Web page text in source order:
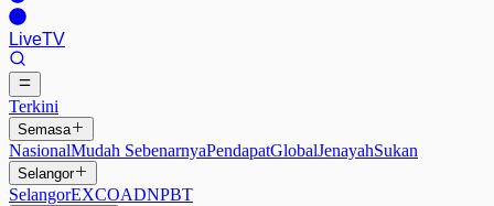
LiveTV
Terkini
Semasa
NasionalMudah SebenarnyaPendapatGlobalJenayahSukan
Selangor
SelangorEXCOADNPBT